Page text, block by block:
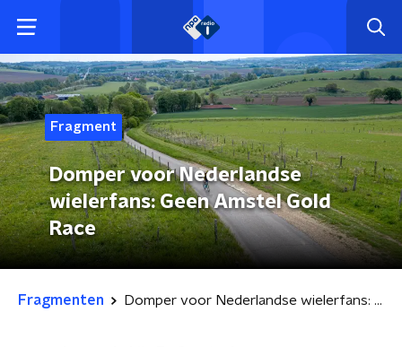
Fragment
Domper voor Nederlandse
wielerfans: Geen Amstel Gold
Race
Fragmenten Domper voor Nederlandse wielerfans: Geen Amstel Gold Race